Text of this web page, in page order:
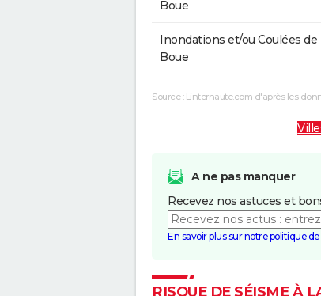
Boue
Inondations et/ou Coulées de
Boue
Source : Linternaute.com d'après les
A ne pas manquer
Recevez nos astuces et
En savoir plus sur notre politique
RISQUE DE SÉISME À